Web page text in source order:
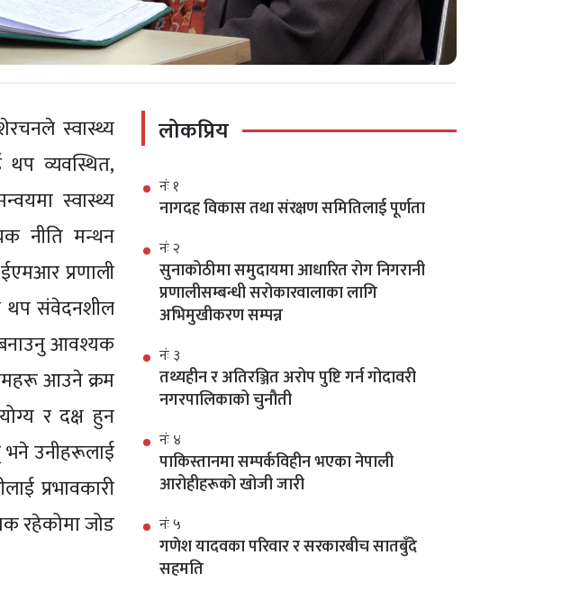
स्वास्थ्य
थप व्यवस्थित,
स्वास्थ्य
नीति मन्थन
प्रणाली
थप संवेदनशील
बनाउनु आवश्यक
आउने क्रम
र दक्ष हुन
उनीहरूलाई
प्रभावकारी
रहेकोमा जोड
लोकप्रिय
नंः १
नागदह विकास तथा संरक्षण समितिलाई पूर्णता
नंः २
सुनाकोठीमा समुदायमा आधारित रोग निगरानी
प्रणालीसम्बन्धी सरोकारवालाका लागि
अभिमुखीकरण सम्पन्न
नंः ३
तथ्यहीन र अतिरञ्जित अरोप पुष्टि गर्न गोदावरी
नगरपालिकाको चुनौती
नंः ४
पाकिस्तानमा सम्पर्कविहीन भएका नेपाली
आरोहीहरूको खोजी जारी
नंः ५
गणेश यादवका परिवार र सरकारबीच सातबुँदे
सहमति